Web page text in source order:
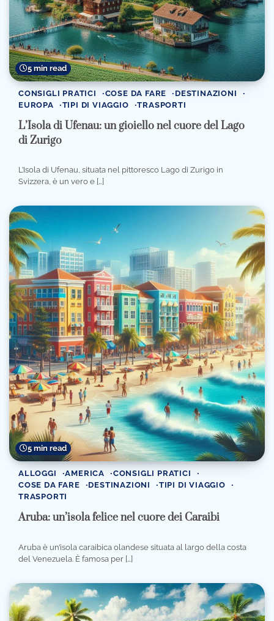
5 min read
CONSIGLI PRATICI COSE DA FARE
DESTINAZIONI
EUROPA
TIPI DI VIAGGIO TRASPORTI
L’Isola di Ufenau: un gioiello nel cuore del Lago
di Zurigo
L’Isola di Ufenau, situata nel pittoresco Lago di Zurigo in
Svizzera, è un vero e […]
5 min read
ALLOGGI AMERICA
CONSIGLI PRATICI
COSE DA FARE
DESTINAZIONI
TIPI DI VIAGGIO
TRASPORTI
Aruba: un’isola felice nel cuore dei Caraibi
Aruba è un’isola caraibica olandese situata al largo della costa
del Venezuela. È famosa per […]